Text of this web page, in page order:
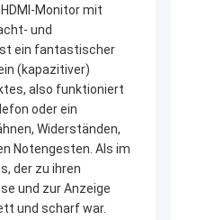
Monitor mit
und
ein fantastischer
(kapazitiver)
also funktioniert
oder ein
Widerständen,
Notengesten. Als im
der zu ihren
und zur Anzeige
und scharf war.